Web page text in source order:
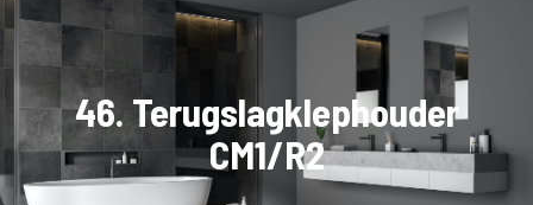
46. Terugslagklephouder
CM1/R2